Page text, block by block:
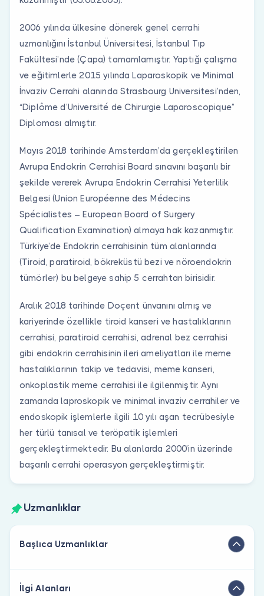
2006 yılında ülkesine dönerek genel cerrahi
uzmanlığını İstanbul Üniversitesi, İstanbul Tıp
Fakültesi’nde (Çapa) tamamlamıştır. Yaptığı çalışma
ve eğitimlerle 2015 yılında Laparoskopik ve Minimal
İnvaziv Cerrahi alanında Strasbourg Universitesi’nden,
“Diplôme d’Université de Chirurgie Laparoscopique”
Diploması almıştır.
Mayıs 2018 tarihinde Amsterdam’da gerçekleştirilen
Avrupa Endokrin Cerrahisi Board sınavını başarılı bir
şekilde vererek Avrupa Endokrin Cerrahisi Yeterlilik
Belgesi (Union Européenne des Médecins
Spécialistes – European Board of Surgery
Qualification Examination) almaya hak kazanmıştır.
Türkiye’de Endokrin cerrahisinin tüm alanlarında
(Tiroid, paratiroid, bökreküstü bezi ve nöroendokrin
tümörler) bu belgeye sahip 5 cerrahtan birisidir.
Aralık 2018 tarihinde Doçent ünvanını almış ve
kariyerinde özellikle tiroid kanseri ve hastalıklarının
cerrahisi, paratiroid cerrahisi, adrenal bez cerrahisi
gibi endokrin cerrahisinin ileri ameliyatları ile meme
hastalıklarının takip ve tedavisi, meme kanseri,
onkoplastik meme cerrahisi ile ilgilenmiştir. Aynı
zamanda laproskopik ve minimal invaziv cerrahiler ve
endoskopik işlemlerle ilgili 10 yılı aşan tecrübesiyle
her türlü tanısal ve teröpatik işlemleri
gerçekleştirmektedir. Bu alanlarda 2000’in üzerinde
başarılı cerrahi operasyon gerçekleştirmiştir.
Uzmanlıklar
Başlıca Uzmanlıklar
İlgi Alanları